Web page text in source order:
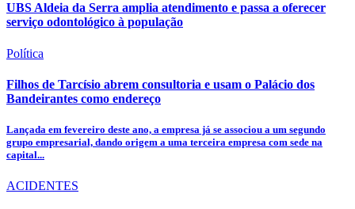
UBS Aldeia da Serra amplia atendimento e passa a oferecer
serviço odontológico à população
Política
Filhos de Tarcísio abrem consultoria e usam o Palácio dos
Bandeirantes como endereço
Lançada em fevereiro deste ano, a empresa já se associou a um segundo
grupo empresarial, dando origem a uma terceira empresa com sede na
capital...
ACIDENTES